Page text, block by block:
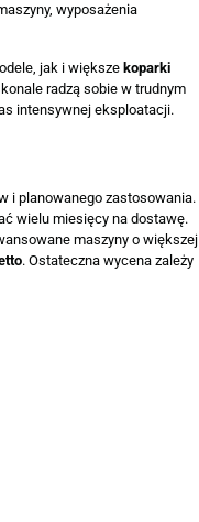
wyposażenia
jak i większekoparki
radzą sobie w trudnym
intensywnej eksploatacji.
i planowanego zastosowania.
wielu miesięcy na dostawę.
maszyny o większej
. Ostateczna wycena zależy